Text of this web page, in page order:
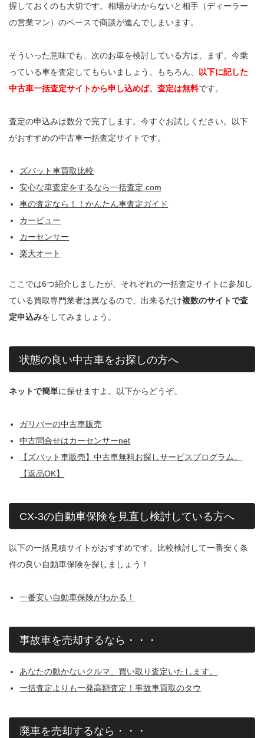
握しておくのも大切です。相場がわからないと相手（ディーラー
の営業マン）のペースで商談が進んでしまいます。
そういった意味でも、次のお車を検討している方は、まず、今乗
っている車を査定してもらいましょう。もちろん、
以下に記した
中古車一括査定サイトから申し込めば、査定は無料です。
査定の申込みは数分で完了します。今すぐお試しください。以下
がおすすめの中古車一括査定サイトです。
ズバット車買取比較
安心な車査定をするなら一括査定.com
車の査定なら！！かんたん車査定ガイド
カービュー
カーセンサー
楽天オート
ここでは6つ紹介しましたが、それぞれの一括査定サイトに参加し
ている買取専門業者は異なるので、出来るだけ複数のサイトで査
定申込みをしてみましょう。
状態の良い中古車をお探しの方へ
ネットで簡単に探せますよ。以下からどうぞ。
ガリバーの中古車販売
中古問合せはカーセンサーnet
【ズバット車販売】中古車無料お探しサービスプログラム。
【返品OK】
CX-3の自動車保険を見直し検討している方へ
以下の一括見積サイトがおすすめです。比較検討して一番安く条
件の良い自動車保険を探しましょう！
一番安い自動車保険がわかる！
事故車を売却するなら・・・
あなたの動かないクルマ、買い取り査定いたします。
一括査定よりも一発高額査定！事故車買取のタウ
廃車を売却するなら・・・